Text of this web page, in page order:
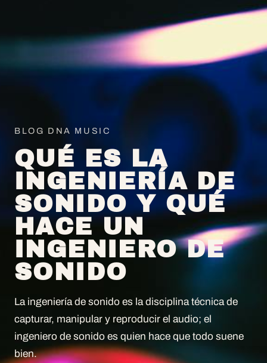
BLOG DNA MUSIC
QUÉ ES LA
INGENIERÍA DE
SONIDO Y QUÉ
HACE UN
INGENIERO DE
SONIDO
La ingeniería de sonido es la disciplina técnica de
capturar, manipular y reproducir el audio; el
ingeniero de sonido es quien hace que todo suene
bien.